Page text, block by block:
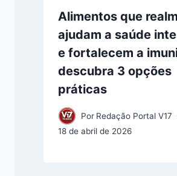
Alimentos que
ajudam a saúde
e fortalecem a
descubra 3 opções
práticas
Por Redação Portal V17
18 de abril de 2026